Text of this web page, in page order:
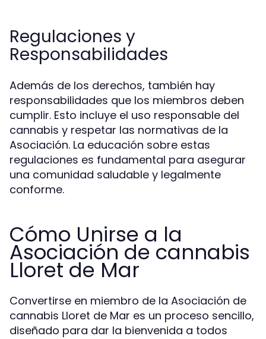
Regulaciones y
Responsabilidades
Además de los derechos, también hay
responsabilidades que los miembros deben
cumplir. Esto incluye el uso responsable del
cannabis y respetar las normativas de la
Asociación. La educación sobre estas
regulaciones es fundamental para asegurar
una comunidad saludable y legalmente
conforme.
Cómo Unirse a la
Asociación de cannabis
Lloret de Mar
Convertirse en miembro de la Asociación de
cannabis Lloret de Mar es un proceso sencillo,
diseñado para dar la bienvenida a todos